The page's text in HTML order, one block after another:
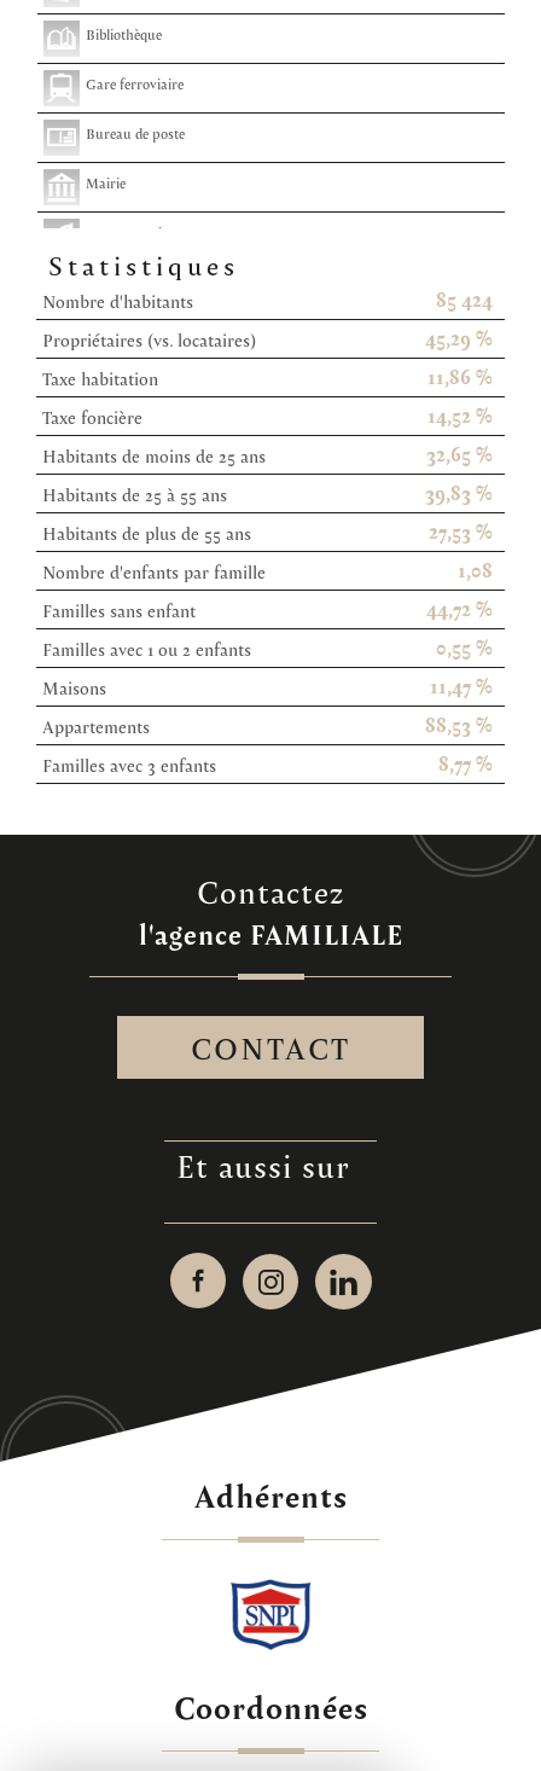
Bibliothèque
Gare ferroviaire
Bureau de poste
Mairie
Presse et Tabac
Statistiques
Nombre d'habitants 85 424
Propriétaires (vs. locataires) 45,29 %
Taxe habitation 11,86 %
Taxe foncière 14,52 %
Habitants de moins de 25 ans 32,65 %
Habitants de 25 à 55 ans 39,83 %
Habitants de plus de 55 ans 27,53 %
Nombre d'enfants par famille 1,08
Familles sans enfant 44,72 %
Familles avec 1 ou 2 enfants 0,55 %
Maisons 11,47 %
Appartements 88,53 %
Familles avec 3 enfants 8,77 %
contactez
l'agence FAMILIALE
CONTACT
et aussi sur
adhérents
coordonnées